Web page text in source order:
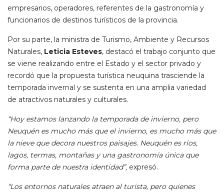
empresarios, operadores, referentes de la gastronomía y
funcionarios de destinos turísticos de la provincia.
Por su parte, la ministra de Turismo, Ambiente y Recursos
Naturales, Leticia Esteves, destacó el trabajo conjunto que
se viene realizando entre el Estado y el sector privado y
recordó que la propuesta turística neuquina trasciende la
temporada invernal y se sustenta en una amplia variedad
de atractivos naturales y culturales.
“Hoy estamos lanzando la temporada de invierno, pero
Neuquén es mucho más que el invierno, es mucho más que
la nieve que decora nuestros paisajes. Neuquén es ríos,
lagos, termas, montañas y una gastronomía única que
forma parte de nuestra identidad”, expresó.
“Los entornos naturales atraen al turista, pero quienes